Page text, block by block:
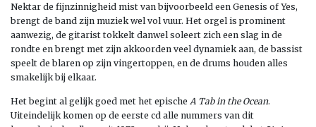
Nektar de fijnzinnigheid mist van bijvoorbeeld een Genesis of Yes,
brengt de band zijn muziek wel vol vuur. Het orgel is prominent
aanwezig, de gitarist tokkelt danwel soleert zich een slag in de
rondte en brengt met zijn akkoorden veel dynamiek aan, de bassist
speelt de blaren op zijn vingertoppen, en de drums houden alles
smakelijk bij elkaar.
Het begint al gelijk goed met het epische A Tab in the Ocean.
Uiteindelijk komen op de eerste cd alle nummers van dit